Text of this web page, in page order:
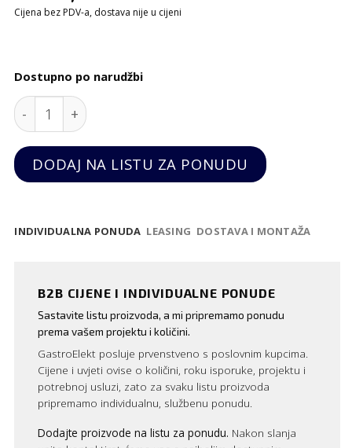
Cijena bez PDV-a, dostava nije u cijeni
Dostupno po narudžbi
Slastičarska vitrina samostojeća quantity
DODAJ NA LISTU ZA PONUDU
INDIVIDUALNA PONUDA LEASING DOSTAVA I MONTAŽA
B2B CIJENE I INDIVIDUALNE PONUDE
Sastavite listu proizvoda, a mi pripremamo ponudu
prema vašem projektu i količini.
GastroElekt posluje prvenstveno s poslovnim kupcima.
Cijene i uvjeti ovise o količini, roku isporuke, projektu i
potrebnoj usluzi, zato za svaku listu proizvoda
pripremamo individualnu, službenu ponudu.
Dodajte proizvode na listu za ponudu. Nakon slanja